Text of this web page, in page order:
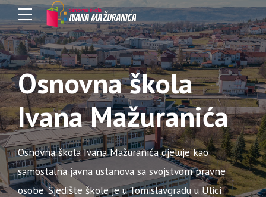
Osnovna škola
Ivana Mažuranića
Osnovna škola Ivana Mažuranića djeluje kao
samostalna javna ustanova sa svojstvom pravne
osobe. Sjedište škole je u Tomislavgradu u Ulici